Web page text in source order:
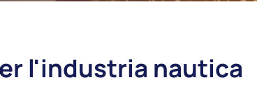
l'industria nautica